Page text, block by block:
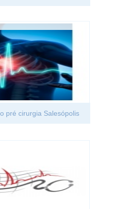
pré cirurgia Salesópolis